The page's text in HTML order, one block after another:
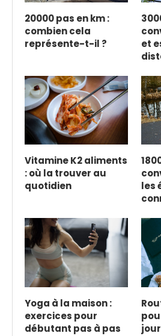
20000 pas en km :
combien cela
représente-t-il ?
et
Vitamine K2 aliments
: où la trouver au
quotidien
les
Yoga à la maison :
exercices pour
débutant pas à pas